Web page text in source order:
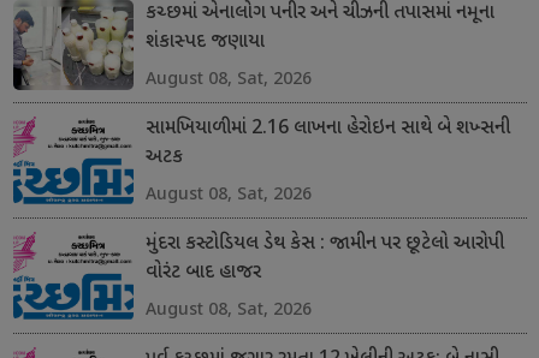
કચ્છમાં એનાલોગ પનીર અને ચીઝની તપાસમાં નમૂના
શંકાસ્પદ જણાયા
August 08, Sat, 2026
સામખિયાળીમાં 2.16 લાખના હેરોઇન સાથે બે શખ્સની
અટક
August 08, Sat, 2026
મુંદરા કસ્ટોડિયલ ડેથ કેસ : જામીન પર છૂટેલો આરોપી
વોરંટ બાદ હાજર
August 08, Sat, 2026